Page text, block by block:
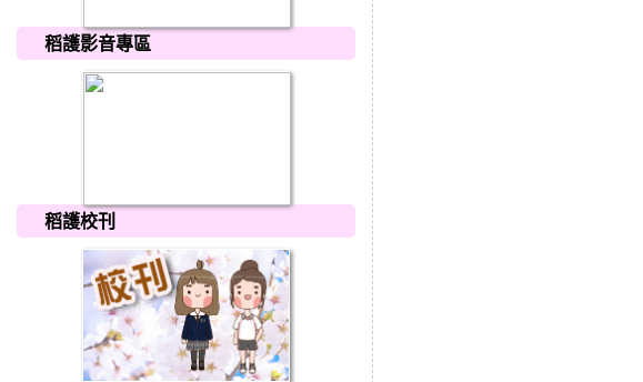
稻護影音專區
稻護校刊